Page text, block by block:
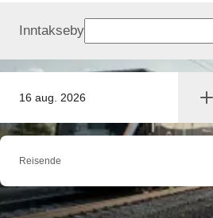
16 aug. 2026
Inntakseby
Reisende